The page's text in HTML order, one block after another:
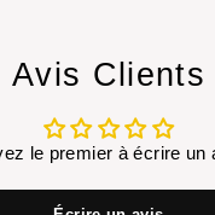
Avis Clients
le premier à écrire un